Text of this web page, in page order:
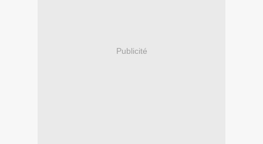
Publicité